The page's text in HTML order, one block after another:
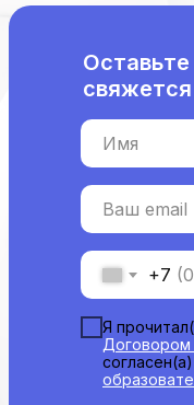
Имя
Ваш email
+7
Я
Общество с Ограниченной
«Международный Центр
и Фармацевтического
Детская нутрициология
О нашем центре
Основные сведения
Структура и органы